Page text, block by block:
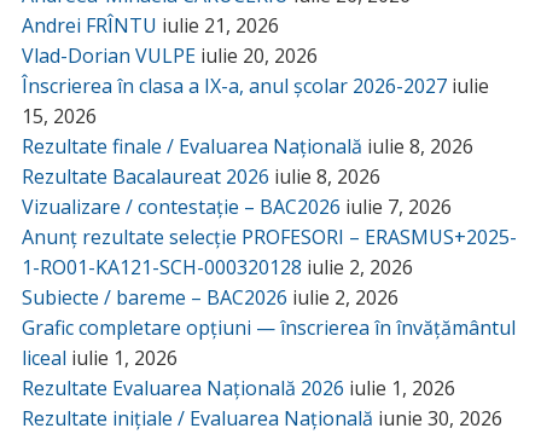
Andrei FRÎNTU iulie 21, 2026
Vlad-Dorian VULPE iulie 20, 2026
Înscrierea în clasa a IX-a, anul școlar 2026-2027 iulie
15, 2026
Rezultate finale / Evaluarea Națională iulie 8, 2026
Rezultate Bacalaureat 2026 iulie 8, 2026
Vizualizare / contestație – BAC2026 iulie 7, 2026
Anunț rezultate selecție PROFESORI – ERASMUS+2025-
1-RO01-KA121-SCH-000320128 iulie 2, 2026
Subiecte / bareme – BAC2026 iulie 2, 2026
Grafic completare opțiuni — înscrierea în învățământul
liceal iulie 1, 2026
Rezultate Evaluarea Națională 2026 iulie 1, 2026
Rezultate inițiale / Evaluarea Națională iunie 30, 2026